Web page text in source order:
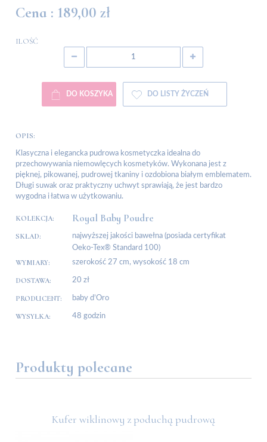
Cena : 189,00 zł
ILOŚĆ
DO KOSZYKA DO LISTY ŻYCZEŃ
OPIS:
Klasyczna i elegancka pudrowa kosmetyczka idealna do
przechowywania niemowlęcych kosmetyków. Wykonana jest z
pięknej, pikowanej, pudrowej tkaniny i ozdobiona białym emblematem.
Długi suwak oraz praktyczny uchwyt sprawiają, że jest bardzo
wygodna i łatwa w użytkowaniu.
KOLEKCJA: Royal Baby Poudre
SKŁAD:
najwyższej jakości bawełna (posiada certyfikat
Oeko-Tex® Standard 100)
WYMIARY: szerokość 27 cm, wysokość 18 cm
DOSTAWA: 20 zł
PRODUCENT: baby d’Oro
WYSYŁKA: 48 godzin
Produkty polecane
Kufer wiklinowy z poduchą pudrową